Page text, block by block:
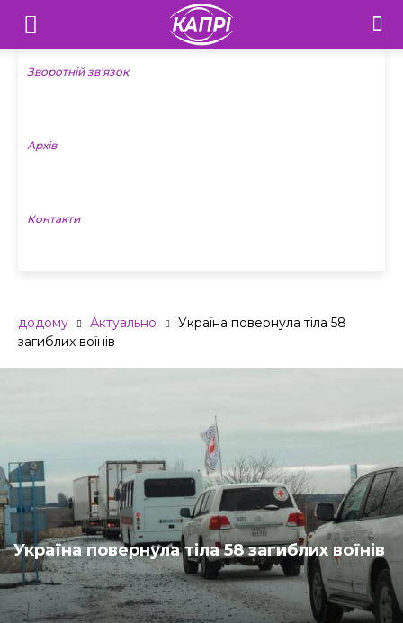
Телебачення
«Капрі»
Новини
Зворотній зв’язок
Архів
Контакти
додому Актуально
Україна повернула тіла 58
загиблих воїнів
Україна повернула тіла 58 загиблих воїнів